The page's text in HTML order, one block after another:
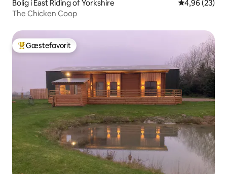
Bolig i East Riding of Yorkshire 4,96 ud af 5 i
4,96 (23)
The Chicken Coop
Bedste gæstefavorit
Gæstefavorit